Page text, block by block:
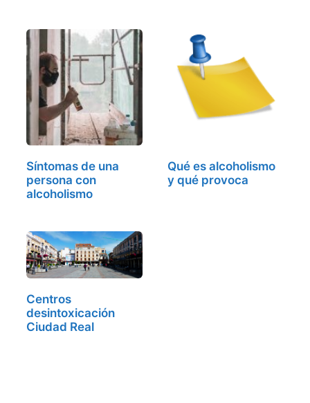
Síntomas de una
persona con
alcoholismo
Qué es alcoholismo
y qué provoca
Centros
desintoxicación
Ciudad Real